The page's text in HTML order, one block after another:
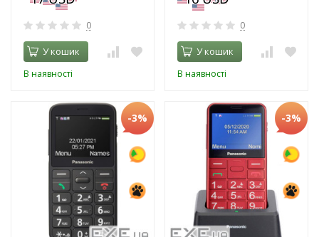
0
У кошик
В наявності
0
У кошик
В наявності
-3% -3%